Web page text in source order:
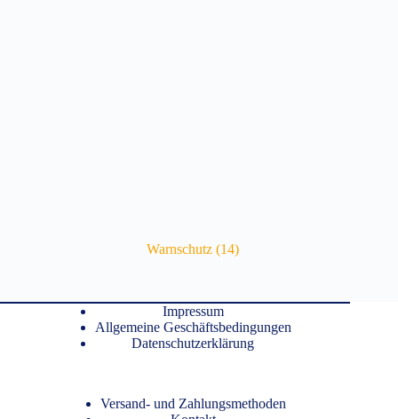
Warnschutz(14)
Impressum
Allgemeine Geschäftsbedingungen
Datenschutzerklärung
Versand- und Zahlungsmethoden